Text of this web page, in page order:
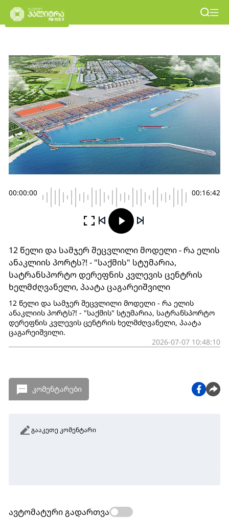
00:00:00 00:16:42
12 წელი და სამჯერ შეცვლილი მოდელი - რა ელის
ანაკლიის პორტს?! - "საქმის" სტუმარია,
სატრანსპორტო დერეფნის კვლევის ცენტრის
ხელმძღვანელი, პაატა ცაგარეიშვილი
12 წელი და სამჯერ შეცვლილი მოდელი - რა ელის
ანაკლიის პორტს?! - "საქმის" სტუმარია, სატრანსპორტო
დერეფნის კვლევის ცენტრის ხელმძღვანელი, პაატა
ცაგარეიშვილი.
2026-07-07 10:48:10
კომენტარები
გააკეთე კომენტარი
ავტომატური გადართვა